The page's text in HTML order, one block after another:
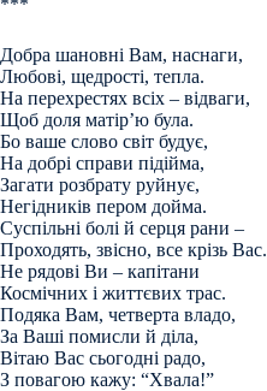
Добра шановні Вам, наснаги,
Любові, щедрості, тепла.
На перехрестях всіх – відваги,
Щоб доля матір’ю була.
Бо ваше слово світ будує,
На добрі справи підійма,
Загати розбрату руйнує,
Негідників пером дойма.
Суспільні болі й серця рани –
Проходять, звісно, все крізь Вас.
Не рядові Ви – капітани
Космічних і життєвих трас.
Подяка Вам, четверта владо,
За Ваші помисли й діла,
Вітаю Вас сьогодні радо,
З повагою кажу: “Хвала!”